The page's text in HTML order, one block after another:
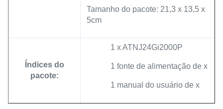
Tamanho do pacote: 21,3 x 13,5 x
5cm
Índices do
pacote:
1 x ATNJ24Gi2000P
1 fonte de alimentação de x
1 manual do usuário de x